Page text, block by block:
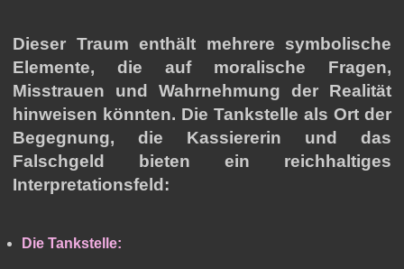
Dieser Traum enthält mehrere symbolische
Elemente, die auf moralische Fragen,
Misstrauen und Wahrnehmung der Realität
hinweisen könnten. Die Tankstelle als Ort der
Begegnung, die Kassiererin und das
Falschgeld bieten ein reichhaltiges
Interpretationsfeld:
Die Tankstelle: